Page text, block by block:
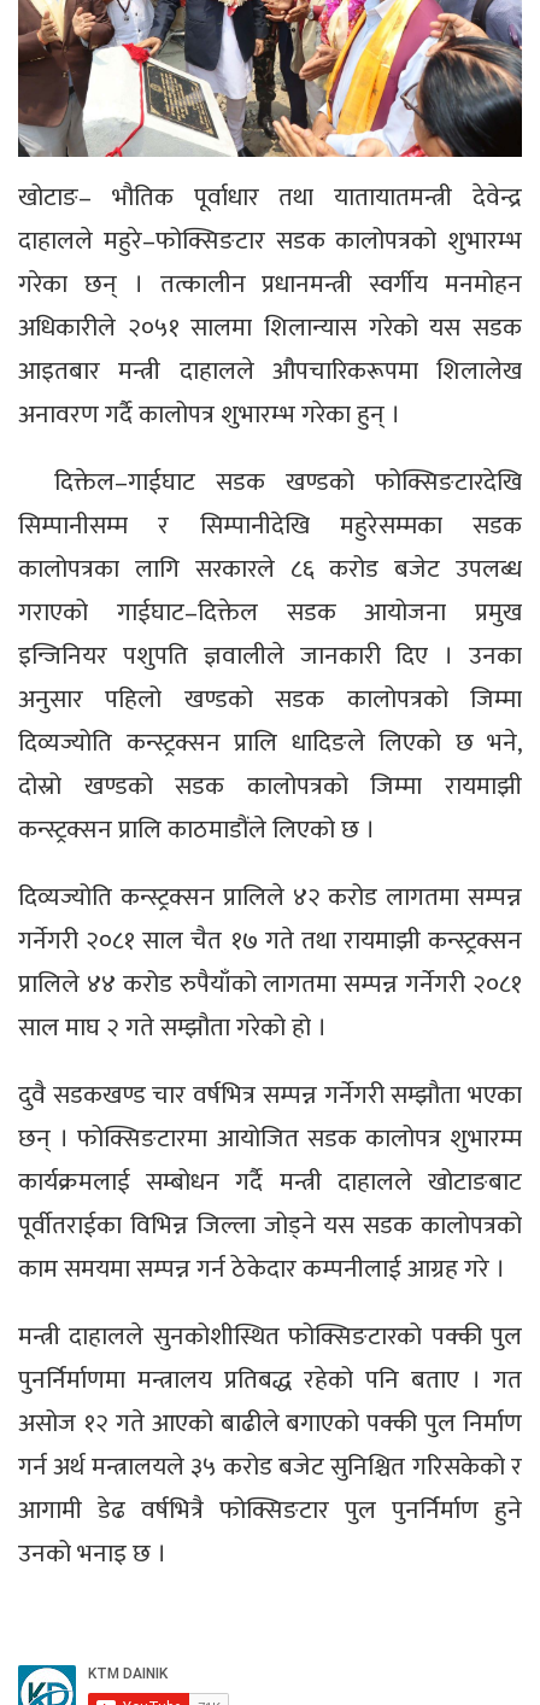
खोटाङ– भौतिक पूर्वाधार तथा यातायातमन्त्री देवेन्द्र
दाहालले महुरे–फोक्सिङटार सडक कालोपत्रको शुभारम्भ
गरेका छन् । तत्कालीन प्रधानमन्त्री स्वर्गीय मनमोहन
अधिकारीले २०५१ सालमा शिलान्यास गरेको यस सडक
आइतबार मन्त्री दाहालले औपचारिकरूपमा शिलालेख
अनावरण गर्दै कालोपत्र शुभारम्भ गरेका हुन् ।
दिक्तेल–गाईघाट सडक खण्डको फोक्सिङटारदेखि
सिम्पानीसम्म र सिम्पानीदेखि महुरेसम्मका सडक
कालोपत्रका लागि सरकारले ८६ करोड बजेट उपलब्ध
गराएको गाईघाट–दिक्तेल सडक आयोजना प्रमुख
इन्जिनियर पशुपति ज्ञवालीले जानकारी दिए । उनका
अनुसार पहिलो खण्डको सडक कालोपत्रको जिम्मा
दिव्यज्योति कन्स्ट्रक्सन प्रालि धादिङले लिएको छ भने,
दोस्रो खण्डको सडक कालोपत्रको जिम्मा रायमाझी
कन्स्ट्रक्सन प्रालि काठमाडौंले लिएको छ ।
दिव्यज्योति कन्स्ट्रक्सन प्रालिले ४२ करोड लागतमा सम्पन्न
गर्नेगरी २०८१ साल चैत १७ गते तथा रायमाझी कन्स्ट्रक्सन
प्रालिले ४४ करोड रुपैयाँको लागतमा सम्पन्न गर्नेगरी २०८१
साल माघ २ गते सम्झौता गरेको हो ।
दुवै सडकखण्ड चार वर्षभित्र सम्पन्न गर्नेगरी सम्झौता भएका
छन् । फोक्सिङटारमा आयोजित सडक कालोपत्र शुभारम्म
कार्यक्रमलाई सम्बोधन गर्दै मन्त्री दाहालले खोटाङबाट
पूर्वीतराईका विभिन्न जिल्ला जोड्ने यस सडक कालोपत्रको
काम समयमा सम्पन्न गर्न ठेकेदार कम्पनीलाई आग्रह गरे ।
मन्त्री दाहालले सुनकोशीस्थित फोक्सिङटारको पक्की पुल
पुनर्निर्माणमा मन्त्रालय प्रतिबद्ध रहेको पनि बताए । गत
असोज १२ गते आएको बाढीले बगाएको पक्की पुल निर्माण
गर्न अर्थ मन्त्रालयले ३५ करोड बजेट सुनिश्चित गरिसकेको र
आगामी डेढ वर्षभित्रै फोक्सिङटार पुल पुनर्निर्माण हुने
उनको भनाइ छ ।